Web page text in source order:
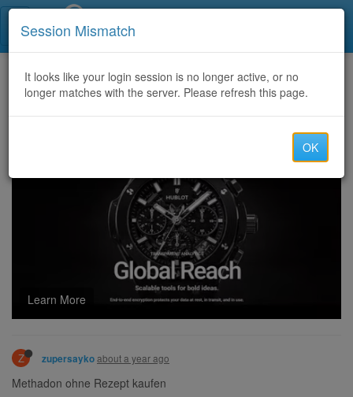
Home CategoriesDiscussion
methadon rezeptfrei kaufen​
Learn More
Z zupersaykoabout a year ago
Methadon ohne Rezept kaufen
Session Mismatch
It looks like your login session is no longer active, or no
longer matches with the server. Please refresh this page.
OK